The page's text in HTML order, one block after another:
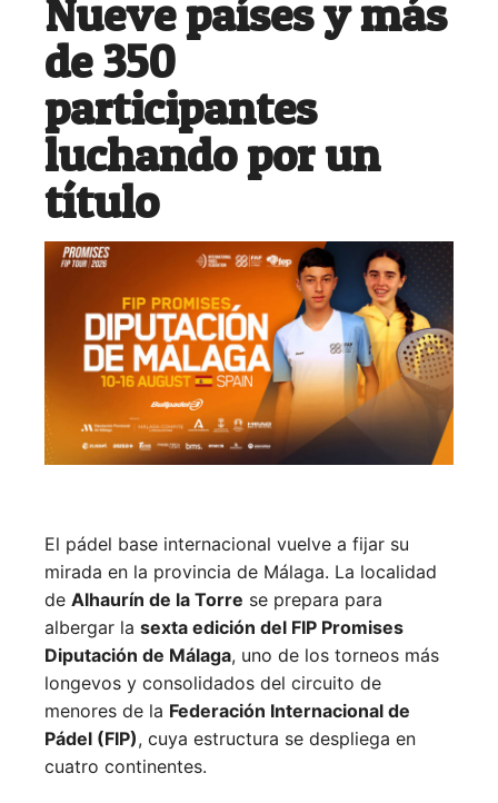
Nueve países y más
de 350
participantes
luchando por un
título
El pádel base internacional vuelve a fijar su
mirada en la provincia de Málaga. La localidad
de Alhaurín de la Torre se prepara para
albergar la sexta edición del FIP Promises
Diputación de Málaga, uno de los torneos más
longevos y consolidados del circuito de
menores de la Federación Internacional de
Pádel (FIP), cuya estructura se despliega en
cuatro continentes.